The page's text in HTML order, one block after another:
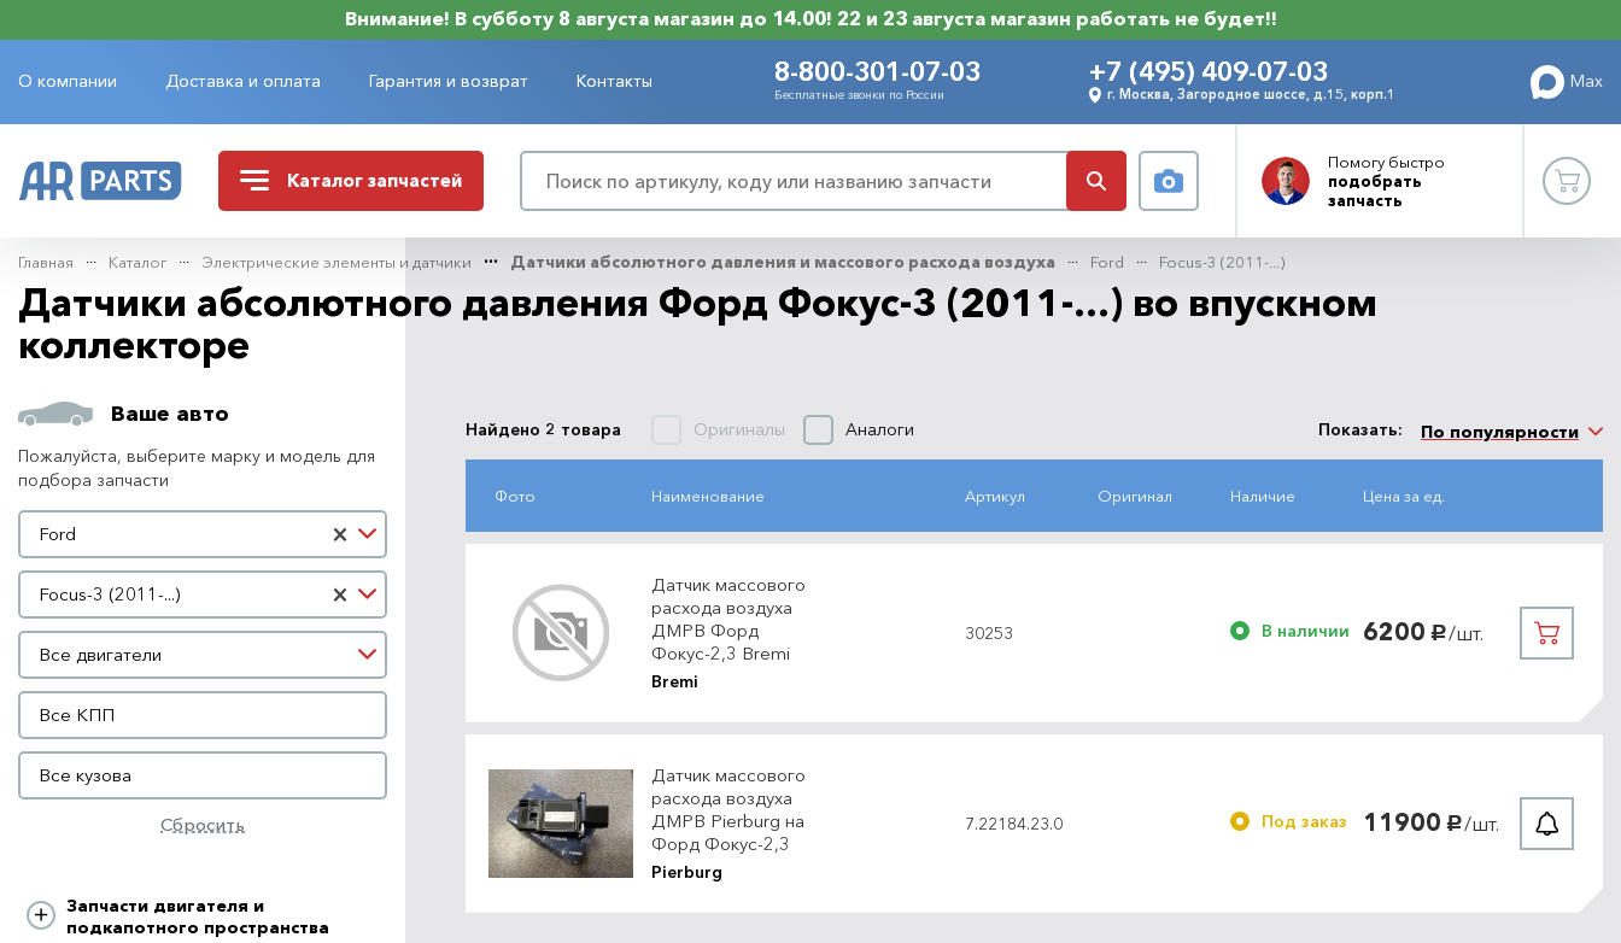
Внимание! В субботу 8 августа магазин до 14.00! 22 и 23 августа магазин работать не будет!!
О компании Доставка и оплата Гарантия и возврат Контакты 8-800-301-07-03
Бесплатные звонки по России
+7 (495) 409-07-03
г. Москва, Загородное шоссе, д.15, корп.1
Max
Каталог запчастей
Помогу быстро
подобрать
запчасть
Главная Каталог Электрические элементы и датчики Датчики абсолютного давления и массового расхода воздуха Ford Focus-3 (2011-...)
Датчики абсолютного давления Форд Фокус-3 (2011-...) во впускном
коллекторе
Запчасти двигателя и
подкапотного пространства
Ваше авто
Пожалуйста, выберите марку и модель для
подбора запчасти
Марка автомобиля
×
Ford
Модель автомобиля ×
Focus-3 (2011-...)
Двигатель
Все двигатели
КПП
Все КПП
Кузов
Все кузова
Сбросить
Найдено 2 товара Оригиналы Аналоги Показать: По популярности
Фото Наименование Артикул Оригинал Наличие Цена за ед.
Датчик массового
расхода воздуха
ДМРВ Форд
Фокус-2,3 Bremi
Bremi
30253 В наличии 6200 руб./шт.
Датчик массового
расхода воздуха
ДМРВ Pierburg на
Форд Фокус-2,3
Pierburg
7.22184.23.0 Под заказ 11900 руб./шт.